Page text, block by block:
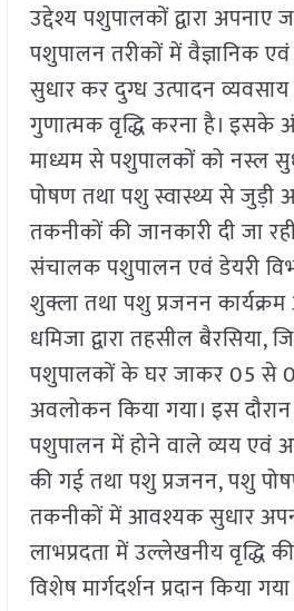
उद्देश्य पशुपालकों द्वारा अपनाए
पशुपालन तरीकों में वैज्ञानिक
सुधार कर दुग्ध उत्पादन
गुणात्मक वृद्धि करना है। इसके
माध्यम से पशुपालकों को नस्ल
पोषण तथा पशु स्वास्थ्य से जुड़ी
तकनीकों की जानकारी दी जा
संचालक पशुपालन एवं डेयरी
शुक्ला तथा पशु प्रजनन कार्यक्रम
धमिजा द्वारा तहसील बैरसिया,
पशुपालकों के घर जाकर 05 से
अवलोकन किया गया। इस
पशुपालन में होने वाले व्यय एवं
की गई तथा पशु प्रजनन, पशु
तकनीकों में आवश्यक सुधार
लाभप्रदता में उल्लेखनीय वृद्धि
विशेष मार्गदर्शन प्रदान किया